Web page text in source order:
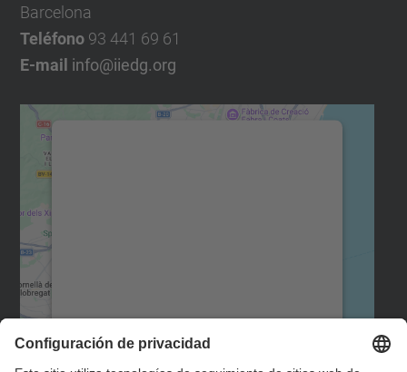
Barcelona
Teléfono 93 441 69 61
E-mail info@iiedg.org
Más información